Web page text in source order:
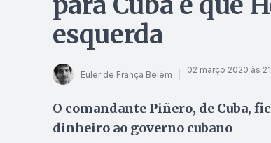
esquerda
Euler de França Belém 02 março 2020 às
O comandante Piñero, de Cuba,
dinheiro ao governo cubano